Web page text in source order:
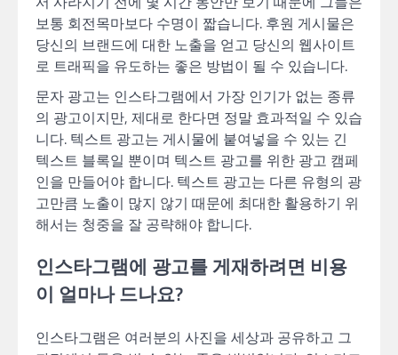
보통 회전목마보다 수명이 짧습니다. 후원 게시물은
당신의 브랜드에 대한 노출을 얻고 당신의 웹사이트
로 트래픽을 유도하는 좋은 방법이 될 수 있습니다.
문자 광고는 인스타그램에서 가장 인기가 없는 종류
의 광고이지만, 제대로 한다면 정말 효과적일 수 있습
니다. 텍스트 광고는 게시물에 붙여넣을 수 있는 긴
텍스트 블록일 뿐이며 텍스트 광고를 위한 광고 캠페
인을 만들어야 합니다. 텍스트 광고는 다른 유형의 광
고만큼 노출이 많지 않기 때문에 최대한 활용하기 위
해서는 청중을 잘 공략해야 합니다.
인스타그램에 광고를 게재하려면 비용
이 얼마나 드나요?
인스타그램은 여러분의 사진을 세상과 공유하고 그